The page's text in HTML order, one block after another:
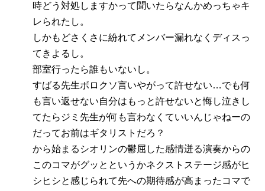
時どう対処しますかって聞いたらなんかめっちゃキ
レられたし。
しかもどさくさに紛れてメンバー漏れなくディスっ
てきよるし。
部室行ったら誰もいないし。
すばる先生ボロクソ言いやがって許せない…でも何
も言い返せない自分はもっと許せないと悔し泣きし
てたらジミ先生が何も言わなくていいんじゃねーの
だってお前はギタリストだろ？
から始まるシオリンの鬱屈した感情迸る演奏からの
このコマがグッとというかネクストステージ感がヒ
シヒシと感じられて先への期待感が高まったコマで